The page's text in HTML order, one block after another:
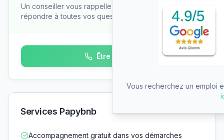
Un conseiller vous rappelle gratuitement pour
répondre à toutes vos questions
Être rappelé
Services Papybnb
Accompagnement gratuit dans vos démarches
Vous recherchez un emploi